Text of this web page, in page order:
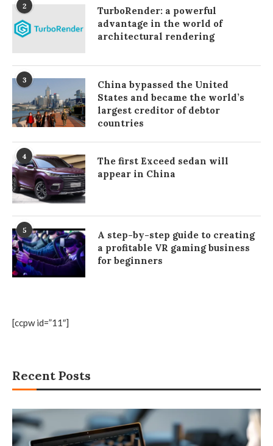
[ccpw id=”11″]
Recent Posts
2
TurboRender: a powerful
advantage in the world of
architectural rendering
3
China bypassed the United
States and became the world’s
largest creditor of debtor
countries
4
The first Exceed sedan will
appear in China
5
A step-by-step guide to creating
a profitable VR gaming business
for beginners